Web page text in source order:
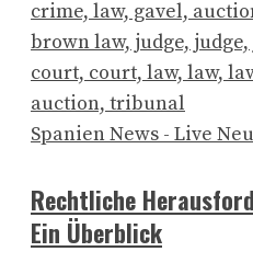
Spanien News - Live
Rechtliche
Ein Überblick